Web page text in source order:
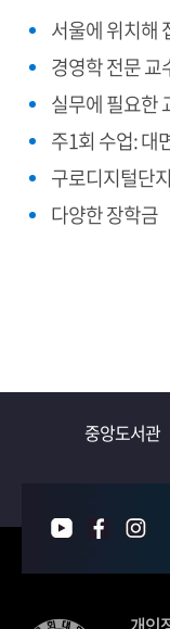
서울에 위치해
경영학 전문 교
실무에 필요한
주1회 수업: 대
구로디지털단
다양한 장학금
중앙도서관